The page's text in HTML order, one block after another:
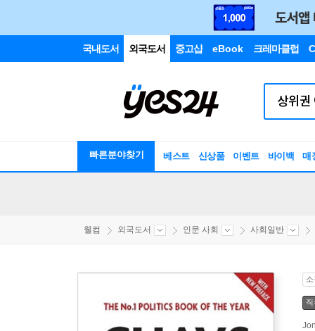
국내도서 외국도서 중고샵 eBook 크레마클럽
빠른분야찾기 베스트 신상품 이벤트 바이백 매
웰컴 외국도서 인문 사회 사회일반